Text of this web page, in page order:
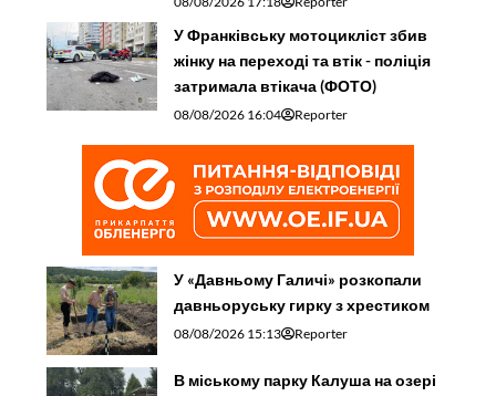
У Франківську мотоцикліст збив
жінку на переході та втік - поліція
затримала втікача (ФОТО)
08/08/2026 16:04 Reporter
У «Давньому Галичі» розкопали
давньоруську гирку з хрестиком
08/08/2026 15:13 Reporter
В міському парку Калуша на озері